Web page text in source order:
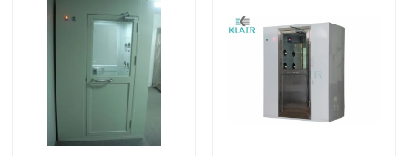
filtres à air de sac
Filtres à air de la CAHT
filtre à air de hepa